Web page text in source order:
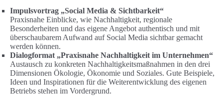
Impulsvortrag „Social Media & Sichtbarkeit“
Praxisnahe Einblicke, wie Nachhaltigkeit, regionale
Besonderheiten und das eigene Angebot authentisch und mit
überschaubarem Aufwand auf Social Media sichtbar gemacht
werden können.
Dialogformat „Praxisnahe Nachhaltigkeit im Unternehmen“
Austausch zu konkreten Nachhaltigkeitsmaßnahmen in den drei
Dimensionen Ökologie, Ökonomie und Soziales. Gute Beispiele,
Ideen und Inspirationen für die Weiterentwicklung des eigenen
Betriebs stehen im Vordergrund.